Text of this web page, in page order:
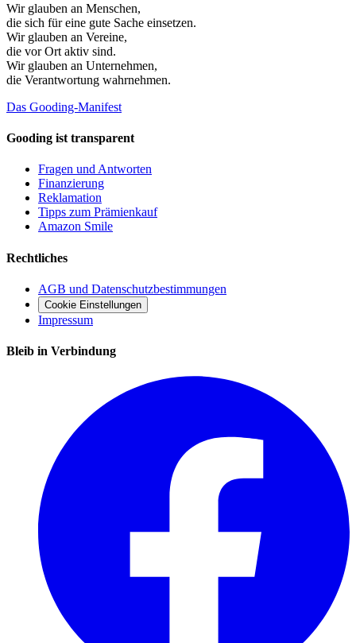
Wir glauben an Menschen,
die sich für eine gute Sache einsetzen.
Wir glauben an Vereine,
die vor Ort aktiv sind.
Wir glauben an Unternehmen,
die Verantwortung wahrnehmen.
Das Gooding-Manifest
Gooding ist transparent
Fragen und Antworten
Finanzierung
Reklamation
Tipps zum Prämienkauf
Amazon Smile
Rechtliches
AGB und Datenschutzbestimmungen
Cookie Einstellungen
Impressum
Bleib in Verbindung